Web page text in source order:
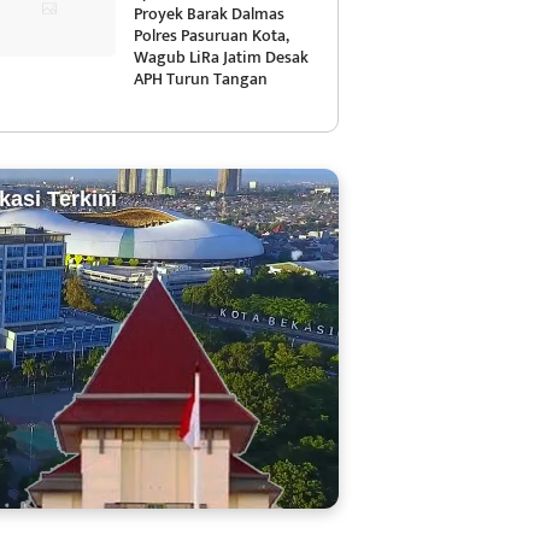
Proyek Barak Dalmas
Polres Pasuruan Kota,
Wagub LiRa Jatim Desak
APH Turun Tangan
Terkini